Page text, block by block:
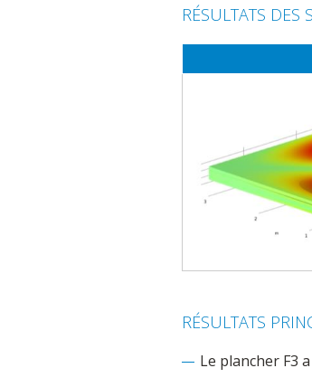
RÉSULTATS DES
RÉSULTATS
Le plancher F3